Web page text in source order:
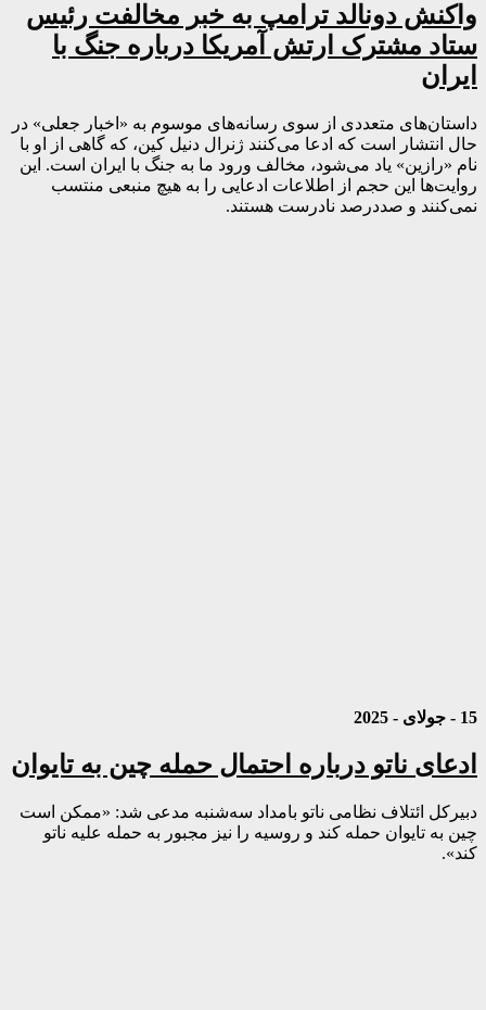
واکنش دونالد ترامپ به خبر مخالفت رئیس
ستاد مشترک ارتش آمریکا درباره جنگ با
ایران
داستان‌های متعددی از سوی رسانه‌های موسوم به «اخبار جعلی» در
حال انتشار است که ادعا می‌کنند ژنرال دنیل کین، که گاهی از او با
نام «رازین» یاد می‌شود، مخالف ورود ما به جنگ با ایران است. این
روایت‌ها این حجم از اطلاعات ادعایی را به هیچ منبعی منتسب
نمی‌کنند و صددرصد نادرست هستند.
15 - جولای - 2025
ادعای ناتو درباره احتمال حمله چین به تایوان
دبیرکل ائتلاف نظامی ناتو بامداد سه‌شنبه مدعی شد: «ممکن است
چین به تایوان حمله کند و روسیه را نیز مجبور به حمله علیه ناتو
کند».